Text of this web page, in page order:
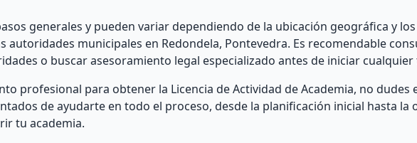
generales y pueden variar dependiendo de la ubicación geográfica y
autoridades municipales en Redondela, Pontevedra. Es recomendable
o buscar asesoramiento legal especializado antes de iniciar
profesional para obtener la Licencia de Actividad de Academia, no dudes
de ayudarte en todo el proceso, desde la planificación inicial hasta la
tu academia.